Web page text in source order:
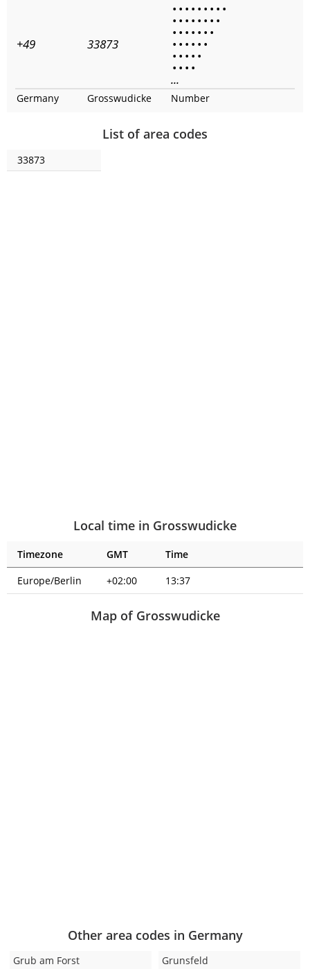
+49 33873
• • • • • • • • •
• • • • • • • •
• • • • • • •
• • • • • •
• • • • •
• • • •
...
Germany Grosswudicke Number
List of area codes
33873
Local time in Grosswudicke
Timezone GMT
Time
Europe/Berlin
+02:00 13:37
Map of Grosswudicke
Other area codes in Germany
Grub am Forst Grunsfeld